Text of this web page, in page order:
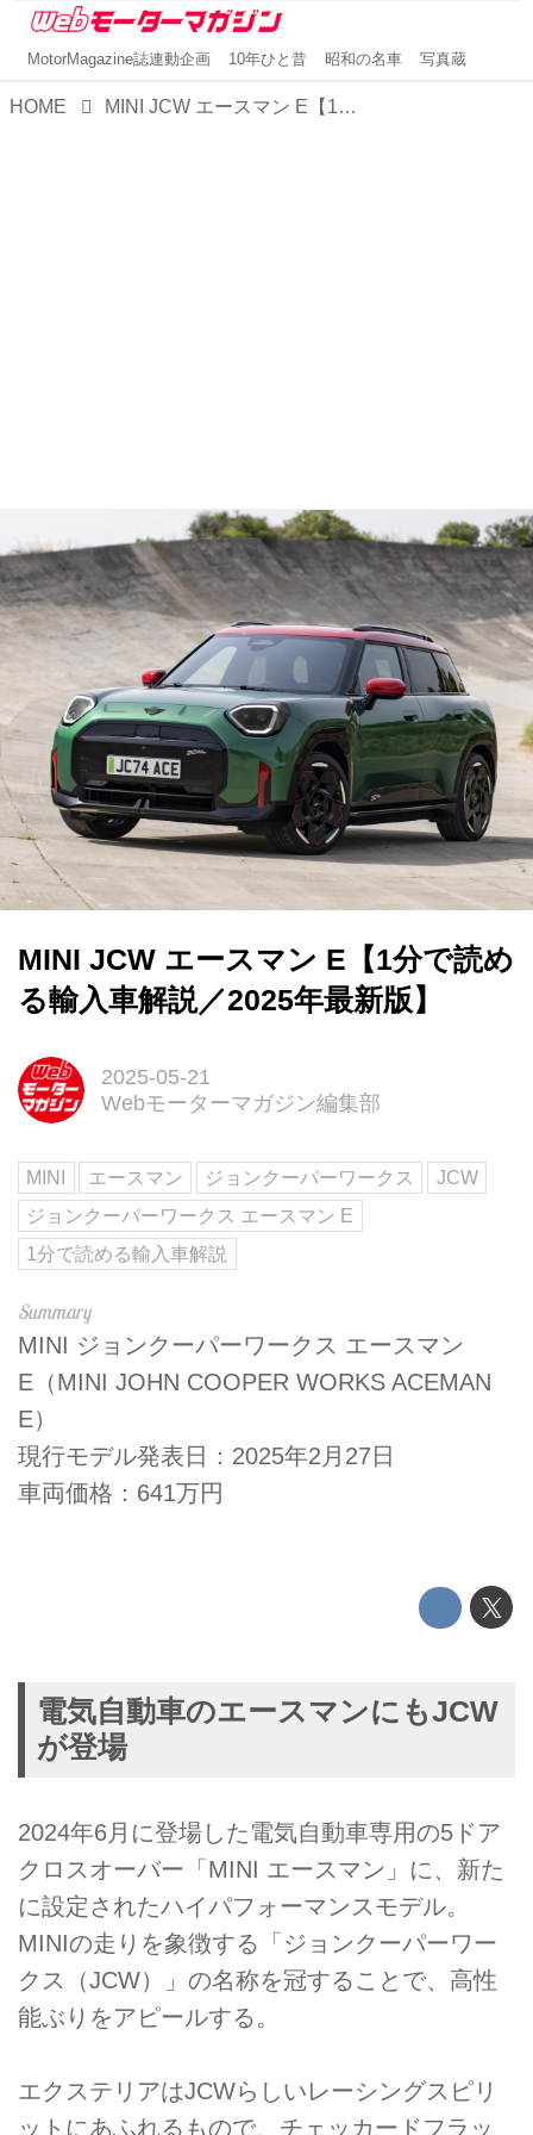
MotorMagazine誌連動企画 10年ひと昔 昭和の名車 写真蔵
HOME MINI JCW エースマン E【1分で読める輸入車解説／2025年最新版】
MINI JCW エースマン E【1分で読め
る輸入車解説／2025年最新版】
2025-05-21
Webモーターマガジン編集部
MINI エースマン ジョンクーパーワークス
JCW
ジョンクーパーワークス エースマン E
1分で読める輸入車解説
MINI ジョンクーパーワークス エースマン
E（MINI JOHN COOPER WORKS ACEMAN
E）
現行モデル発表日：2025年2月27日
車両価格：641万円
電気自動車のエースマンにもJCW
が登場
2024年6月に登場した電気自動車専用の5ドア
クロスオーバー「MINI エースマン」に、新た
に設定されたハイパフォーマンスモデル。
MINIの走りを象徴する「ジョンクーパーワー
クス（JCW）」の名称を冠することで、高性
能ぶりをアピールする。
エクステリアはJCWらしいレーシングスピリ
ットにあふれるもので、チェッカードフラッ